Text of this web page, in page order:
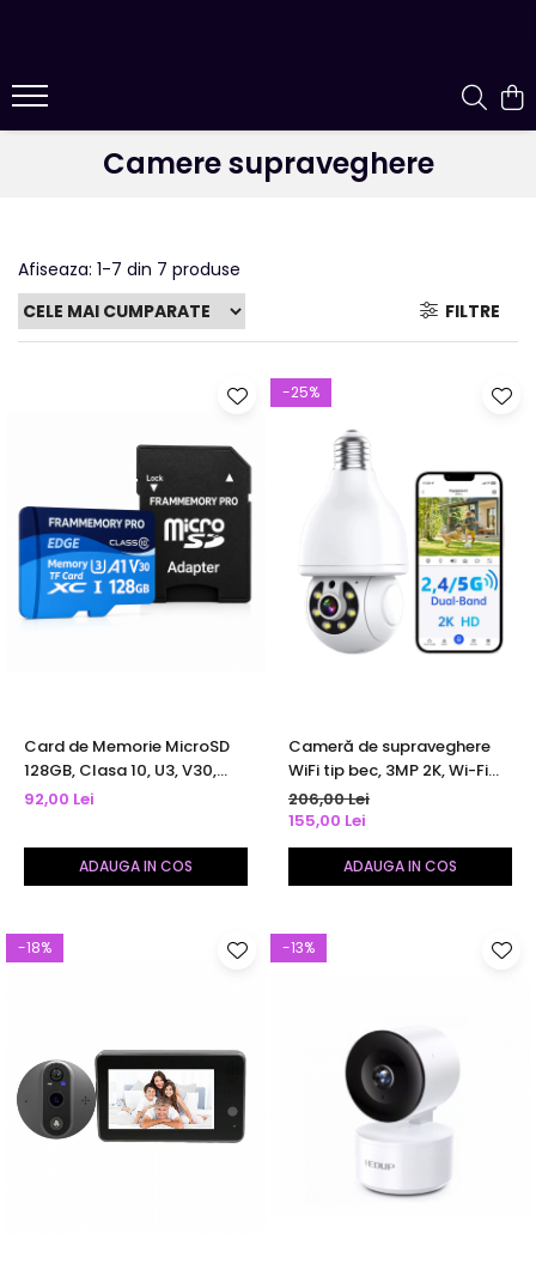
Camere supraveghere
Afiseaza: 1-7 din 7 produse
FILTRE
Card de Memorie MicroSD
128GB, Clasa 10, U3, V30,
Citire până la 95 MB/s,
Adaptor SD
92,00 Lei
ADAUGA IN COS
-25%
Cameră de supraveghere
WiFi tip bec, 3MP 2K, Wi-Fi
dual band 2.4/5.8 GHz,
detectare umană AI,
urmărire automată,
comunicare bidirecțională,
alerte mobil, vedere
206,00 Lei
155,00 Lei
ADAUGA IN COS
-18% -13%